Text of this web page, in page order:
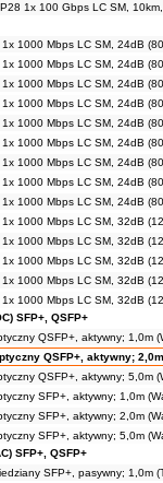
1x 100 Gbps LC SM,
1x 1000 Mbps LC SM, 24dB
1x 1000 Mbps LC SM, 24dB
1x 1000 Mbps LC SM, 24dB
1x 1000 Mbps LC SM, 24dB
1x 1000 Mbps LC SM, 24dB
1x 1000 Mbps LC SM, 24dB
1x 1000 Mbps LC SM, 24dB
1x 1000 Mbps LC SM, 24dB
1x 1000 Mbps LC SM, 24dB
1x 1000 Mbps LC SM, 32dB
1x 1000 Mbps LC SM, 32dB
1x 1000 Mbps LC SM, 32dB
1x 1000 Mbps LC SM, 32dB
1x 1000 Mbps LC SM, 32dB
SFP+, QSFP+
QSFP+, aktywny; 1,0m
QSFP+, aktywny;
QSFP+, aktywny; 5,0m
SFP+, aktywny; 1,0m
SFP+, aktywny; 2,0m
SFP+, aktywny; 5,0m
SFP+, QSFP+
SFP+, pasywny; 1,0m